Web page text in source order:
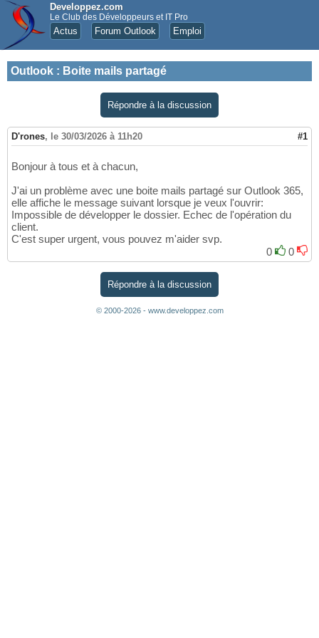
Developpez.com
Le Club des Développeurs et IT Pro
Actus Forum Outlook Emploi
Outlook : Boite mails partagé
Répondre à la discussion
D'rones, le 30/03/2026 à 11h20 #1
Bonjour à tous et à chacun,
J'ai un problème avec une boite mails partagé sur Outlook 365,
elle affiche le message suivant lorsque je veux l'ouvrir:
Impossible de développer le dossier. Echec de l'opération du
client.
C'est super urgent, vous pouvez m'aider svp.
0
0
Répondre à la discussion
© 2000-2026 - www.developpez.com